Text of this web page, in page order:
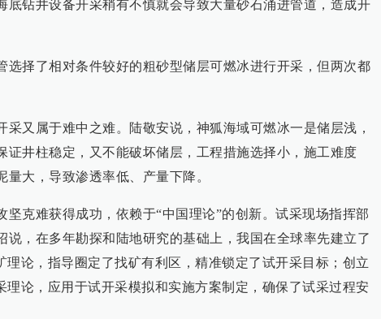
底钻井设备开采稍有不慎就会导致大量砂石涌进管道，造成开
选择了相对条件较好的粗砂型储层可燃冰进行开采，但两次都
采又属于难中之难。陆敬安说，神狐海域可燃冰一是储层浅，
证井柱稳定，又不能破坏储层，工程措施选择小，施工难度
量大，导致渗透率低、产量下降。
坚克难获得成功，依赖于“中国理论”的创新。试采现场指挥部
说，在多年勘探和陆地研究的基础上，我国在全球率先建立了
理论，指导圈定了找矿有利区，精准锁定了试开采目标；创立
理论，应用于试开采模拟和实施方案制定，确保了试采过程安